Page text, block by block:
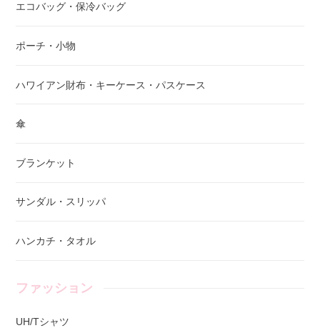
エコバッグ・保冷バッグ
ポーチ・小物
ハワイアン財布・キーケース・パスケース
傘
ブランケット
サンダル・スリッパ
ハンカチ・タオル
ファッション
UH/Tシャツ